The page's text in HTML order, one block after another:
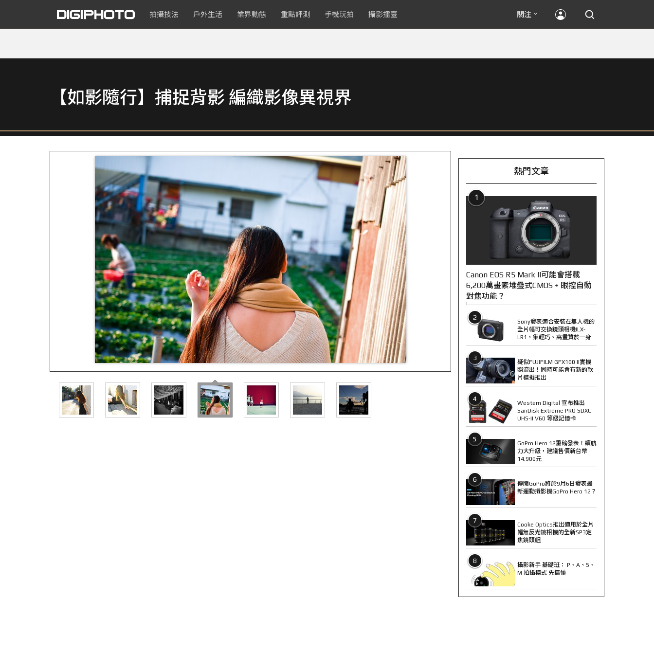
拍攝技法 戶外生活 業界動態 重點評測 手機玩拍 攝影擂臺 關注
【如影隨行】捕捉背影 編織影像異視界
熱門文章
1
Canon EOS R5 Mark II可能會搭載
6,200萬畫素堆疊式CMOS + 眼控自動
對焦功能？
2
Sony發表適合安裝在無人機的
全片幅可交換鏡頭相機ILX-
LR1，集輕巧、高畫質於一身
3
疑似FUJIFILM GFX100 II實機
照流出！同時可能會有新的軟
片模擬推出
4
Western Digital 宣布推出
SanDisk Extreme PRO SDXC
UHS-II V60 等級記憶卡
5
GoPro Hero 12重磅發表！續航
力大升級，建議售價新台幣
14,900元
6
傳聞GoPro將於9月6日發表最
新運動攝影機GoPro Hero 12？
7
Cooke Optics推出適用於全片
幅無反光鏡相機的全新SP3定
焦鏡頭組
8
攝影新手 基礎班： P、A、S、
M 拍攝模式 先搞懂